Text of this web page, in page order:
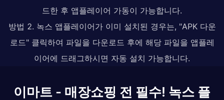
드한 후 앱플레이어 가동이 가능합니다.
방법 2. 녹스 앱플레이어가 이미 설치된 경우는, "APK 다운
로드" 클릭하여 파일을 다운로드 후에 해당 파일을 앱플레
이어에 드래그하시면 자동 설치 가능합니다.
이마트 - 매장쇼핑 전 필수! 녹스 플